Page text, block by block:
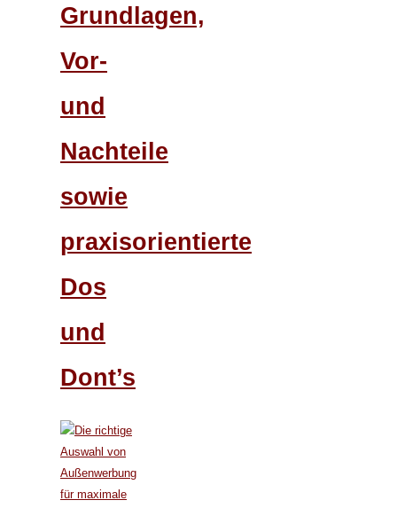
Grundlagen,
Vor-
und
Nachteile
sowie
praxisorientierte
Dos
und
Dont’s